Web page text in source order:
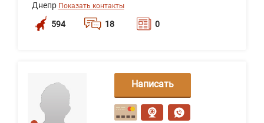
Днепр Показать контакты
594 18 0
Написать
сообщение